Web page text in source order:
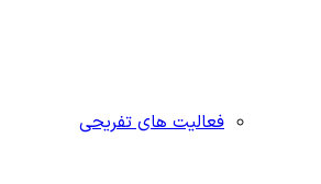
فعالیت های تفریحی